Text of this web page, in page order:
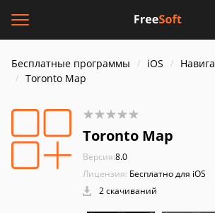
Бесплатные программы iOS
Toronto Map
Toronto Map
Версия:8.0
Лицензия: Бесплатно для iOS
2 скачиваний